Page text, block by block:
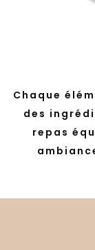
Chaque
des
repas